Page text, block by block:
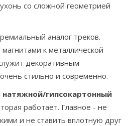
со сложной геометрией
аналог треков.
к металлической
декоративным
стильно и современно.
натяжной/гипсокартонный
работает. Главное - не
и не ставить вплотную друг